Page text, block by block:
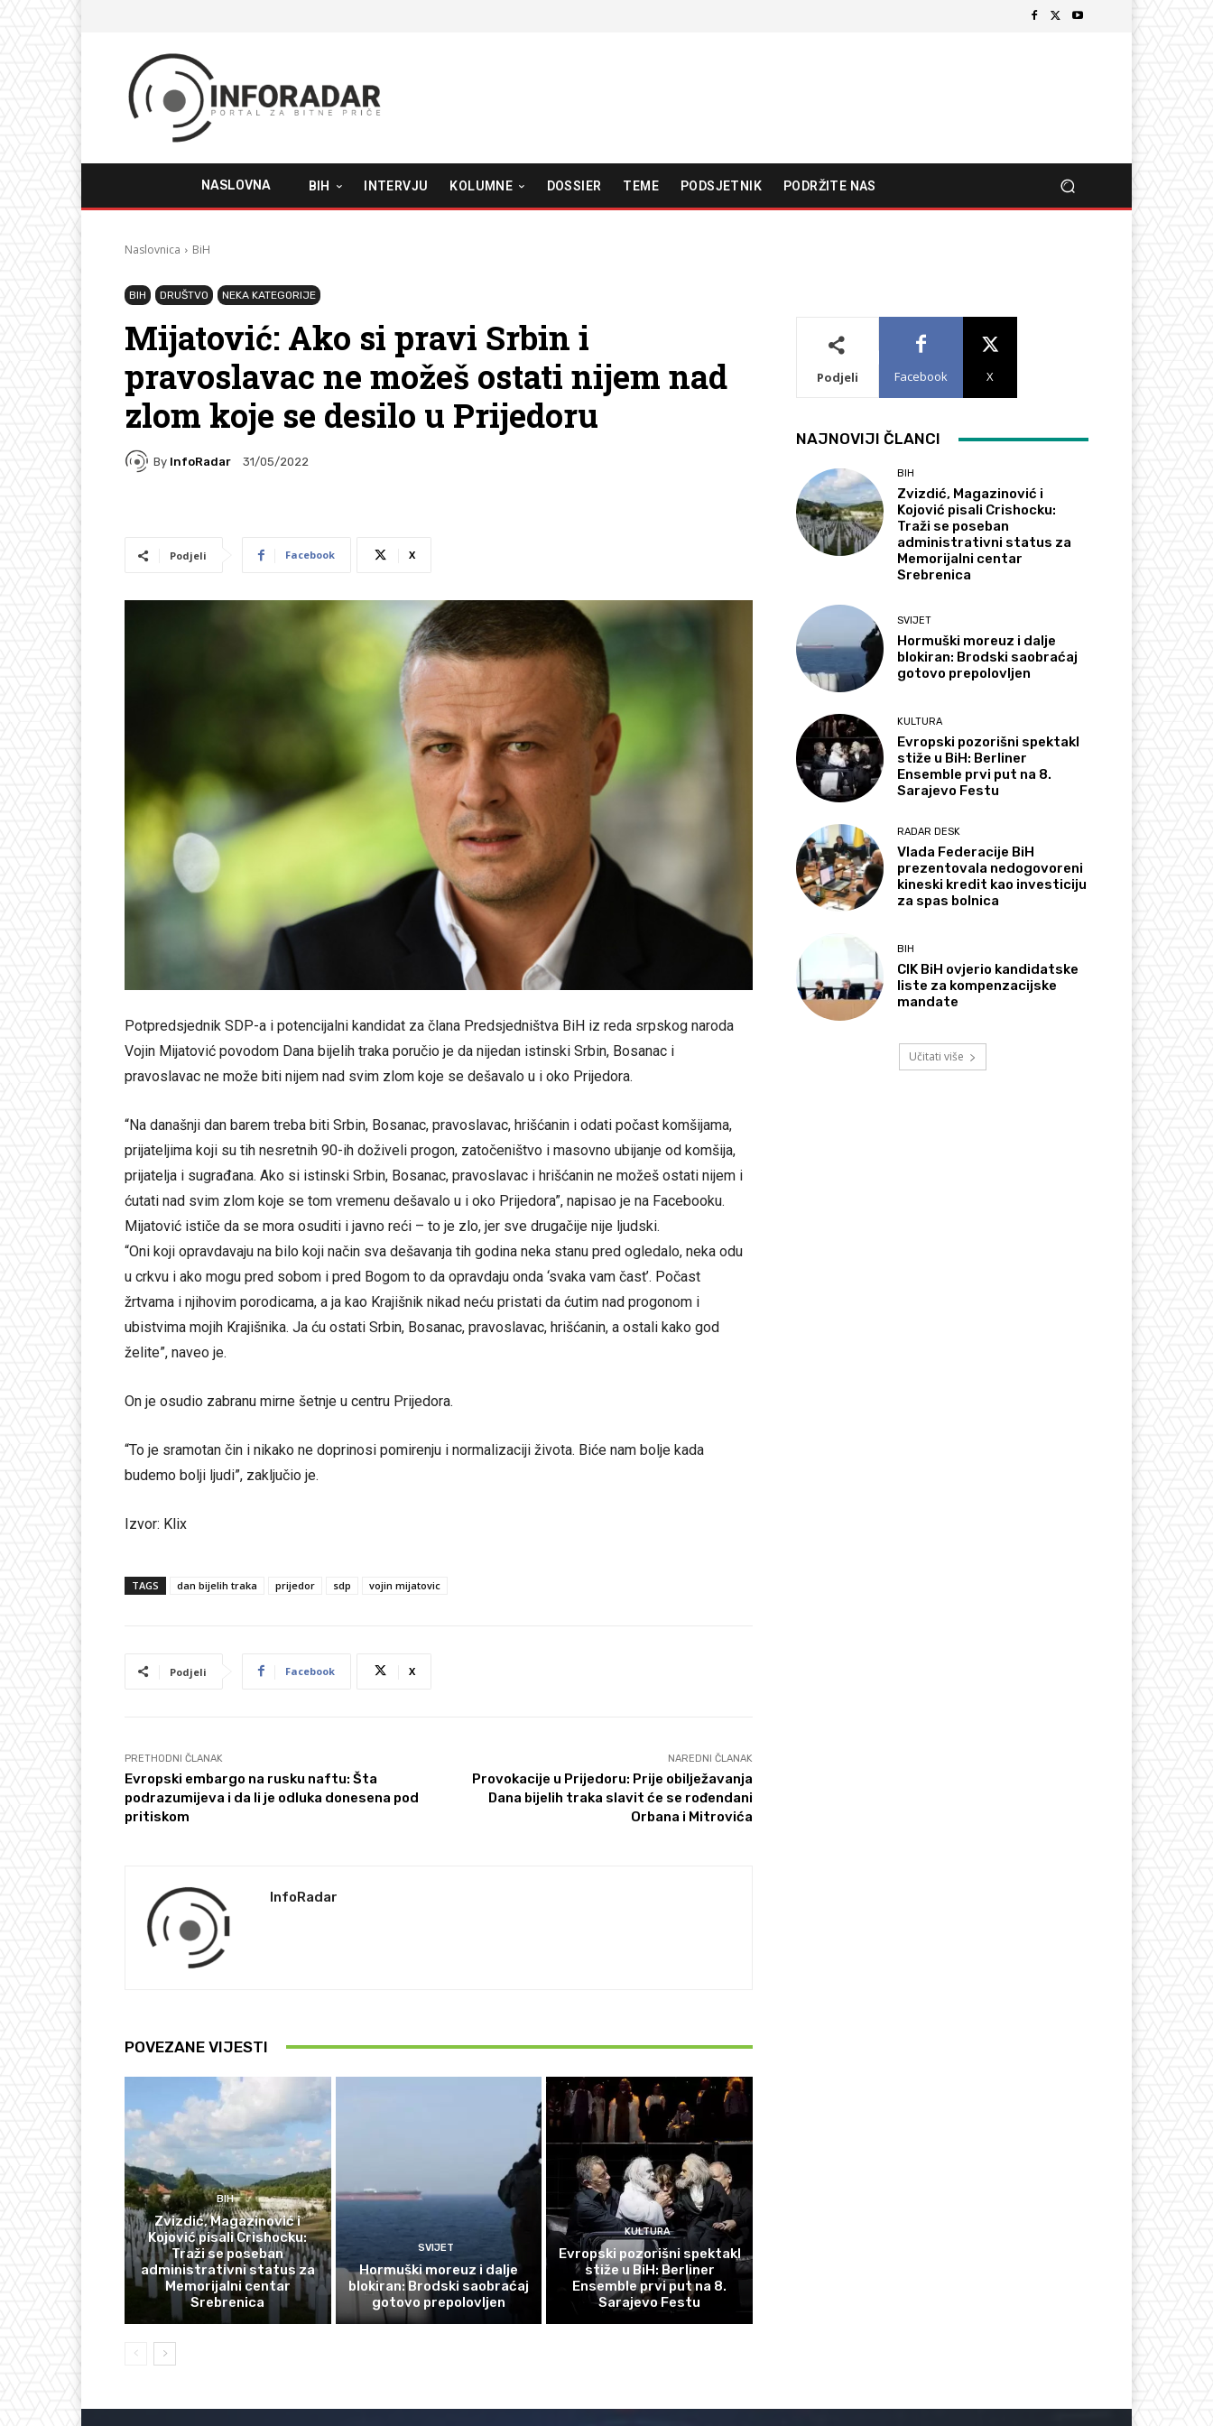
NASLOVNA BIH INTERVJU KOLUMNE DOSSIER TEME PODSJETNIK PODRŽITE NAS
Naslovnica BiH
BIH DRUŠTVO NEKA KATEGORIJE
Mijatović: Ako si pravi Srbin i
pravoslavac ne možeš ostati nijem nad
zlom koje se desilo u Prijedoru
By InfoRadar 31/05/2022
Podjeli Facebook X
Potpredsjednik SDP-a i potencijalni kandidat za člana Predsjedništva BiH iz reda srpskog naroda
Vojin Mijatović povodom Dana bijelih traka poručio je da nijedan istinski Srbin, Bosanac i
pravoslavac ne može biti nijem nad svim zlom koje se dešavalo u i oko Prijedora.
“Na današnji dan barem treba biti Srbin, Bosanac, pravoslavac, hrišćanin i odati počast komšijama,
prijateljima koji su tih nesretnih 90-ih doživeli progon, zatočeništvo i masovno ubijanje od komšija,
prijatelja i sugrađana. Ako si istinski Srbin, Bosanac, pravoslavac i hrišćanin ne možeš ostati nijem i
ćutati nad svim zlom koje se tom vremenu dešavalo u i oko Prijedora”, napisao je na Facebooku.
Mijatović ističe da se mora osuditi i javno reći – to je zlo, jer sve drugačije nije ljudski.
“Oni koji opravdavaju na bilo koji način sva dešavanja tih godina neka stanu pred ogledalo, neka odu
u crkvu i ako mogu pred sobom i pred Bogom to da opravdaju onda ‘svaka vam čast’. Počast
žrtvama i njihovim porodicama, a ja kao Krajišnik nikad neću pristati da ćutim nad progonom i
ubistvima mojih Krajišnika. Ja ću ostati Srbin, Bosanac, pravoslavac, hrišćanin, a ostali kako god
želite”, naveo je.
On je osudio zabranu mirne šetnje u centru Prijedora.
“To je sramotan čin i nikako ne doprinosi pomirenju i normalizaciji života. Biće nam bolje kada
budemo bolji ljudi”, zaključio je.
Izvor: Klix
TAGS dan bijelih traka prijedor sdp vojin mijatovic
Podjeli Facebook X
PRETHODNI ČLANAK
Evropski embargo na rusku naftu: Šta
podrazumijeva i da li je odluka donesena pod
pritiskom
NAREDNI ČLANAK
Provokacije u Prijedoru: Prije obilježavanja
Dana bijelih traka slavit će se rođendani
Orbana i Mitrovića
InfoRadar
POVEZANE VIJESTI
BIH
Zvizdić, Magazinović i
Kojović pisali Crishocku:
Traži se poseban
administrativni status za
Memorijalni centar
Srebrenica
SVIJET
Hormuški moreuz i dalje
blokiran: Brodski saobraćaj
gotovo prepolovljen
KULTURA
Evropski pozorišni spektakl
stiže u BiH: Berliner
Ensemble prvi put na 8.
Sarajevo Festu
Podjeli Facebook X
NAJNOVIJI ČLANCI
BIH
Zvizdić, Magazinović i
Kojović pisali Crishocku:
Traži se poseban
administrativni status za
Memorijalni centar
Srebrenica
SVIJET
Hormuški moreuz i dalje
blokiran: Brodski saobraćaj
gotovo prepolovljen
KULTURA
Evropski pozorišni spektakl
stiže u BiH: Berliner
Ensemble prvi put na 8.
Sarajevo Festu
RADAR DESK
Vlada Federacije BiH
prezentovala nedogovoreni
kineski kredit kao investiciju
za spas bolnica
BIH
CIK BiH ovjerio kandidatske
liste za kompenzacijske
mandate
Učitati više